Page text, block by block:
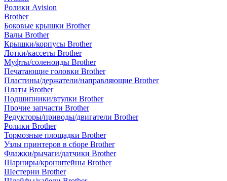
Ролики Avision
Brother
Боковые крышки Brother
Валы Brother
Крышки/корпусы Brother
Лотки/кассеты Brother
Муфты/соленоиды Brother
Печатающие головки Brother
Пластины/держатели/направляющие Brother
Платы Brother
Подшипники/втулки Brother
Прочие запчасти Brother
Редукторы/приводы/двигатели Brother
Ролики Brother
Тормозные площадки Brother
Узлы принтеров в сборе Brother
Флажки/рычаги/датчики Brother
Шарниры/кронштейны Brother
Шестерни Brother